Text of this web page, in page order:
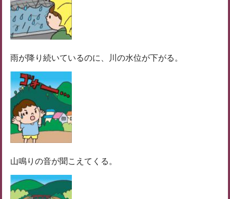
雨が降り続いているのに、川の水位が下がる。
山鳴りの音が聞こえてくる。